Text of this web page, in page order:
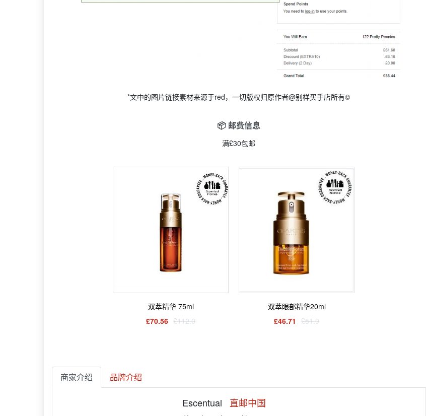
*文中的图片链接素材来源于red，一切版权归原作者@别样买手店所有©
📦 邮费信息
满£30包邮
双萃精华 75ml
£70.56 £112.0
双萃眼部精华20ml
£46.71
£51.9
商家介绍 品牌介绍
Escentual 直邮中国